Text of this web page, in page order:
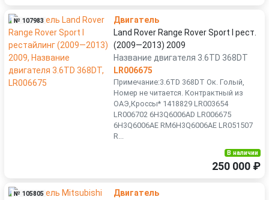
№ 107983
Двигатель
Land Rover Range Rover Sport I рест.
(2009—2013) 2009
Название двигателя 3.6TD 368DT
LR006675
Примечание:3.6TD 368DT Ок. Голый,
Номер не читается. Контрактный из
ОАЭ,Кроссы* 1418829 LR003654
LR006702 6Н3Q6006АD LR006675
6H3Q6006AЕ RM6Н3Q6006AЕ LR051507
R...
В наличии
250 000 ₽
№ 105805
Двигатель